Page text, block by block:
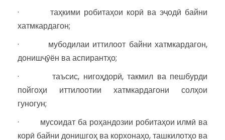
· таҳкими робитаҳои корӣ ва эҷодӣ байни
хатмкардагон;
· мубодилаи иттилоот байни хатмкардагон,
донишҷӯён ва аспирантҳо;
· таъсис, нигоҳдорӣ, такмил ва пешбурди
пойгоҳи иттилоотии хатмкардагони солҳои
гуногун;
· мусоидат ба роҳандозии робитаҳои илмӣ ва
корӣ байни донишгоҳ ва корхонаҳо, ташкилотҳо ва